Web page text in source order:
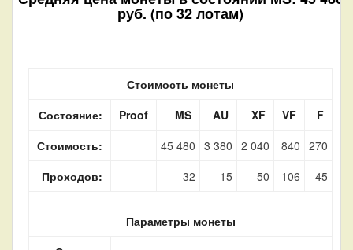
руб. (по 32 лотам)
Стоимость монеты
Состояние:
Proof MS AU XF VF
F
Стоимость:
45 480 3 380 2 040 840 270
Проходов:
32 15 50 106 45
Параметры монеты